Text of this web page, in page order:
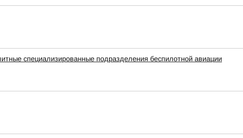
специализированные подразделения беспилотной авиации